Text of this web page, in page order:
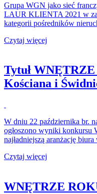
Grupa WGN jako sieć
LAUR KLIENTA 2021 w
kategorii pośredników
Czytaj więcej
Tytuł
Kościana i
W dniu 22 października br.
ogłoszono wyniki
najładniejszą aranżację
Czytaj więcej
WNĘTRZE